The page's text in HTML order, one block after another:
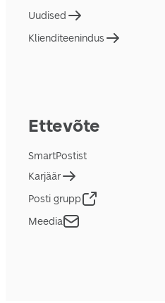
Uudised
Klienditeenindus
Ettevõte
SmartPostist
Karjäär
Posti grupp
Meedia